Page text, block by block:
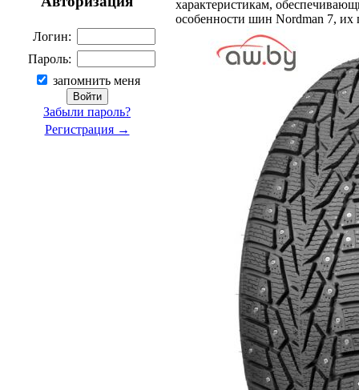
Логин:
Пароль:
запомнить меня
Забыли пароль?
Регистрация →
характеристикам,
особенности шин Nordman 7, их